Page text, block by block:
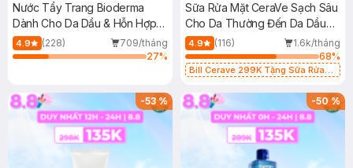
Nước Tẩy Trang Bioderma
Dành Cho Da Dầu & Hỗn Hợp
500ml
4.9 (228)
709/tháng
27%
Sữa Rửa Mặt CeraVe Sạch Sâu
Cho Da Thường Đến Da Dầu
473ml
4.9 (116)
1.6k/tháng
68%
Bill Cerave 299K Tặng Sữa Rửa
-53% -50%